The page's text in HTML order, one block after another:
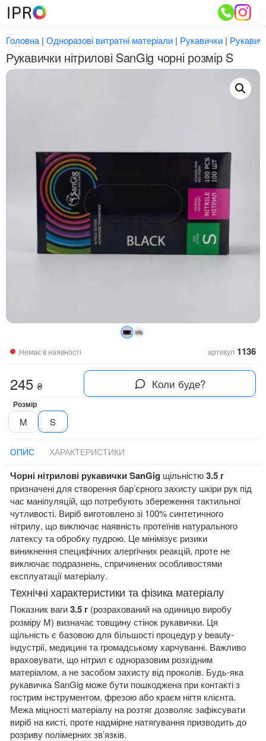
Перейти
до
Головна | Одноразові витратні матеріали | Рукавички |
Рукавички нітрилові SanGig чорні розмір S
Немає в наявності артикул 1136
245 ₴
Розмір
M S
Коли буде?
ОПИС ХАРАКТЕРИСТИКИ
Чорні нітрилові рукавички SanGig щільністю3.5 г
призначені для створення бар’єрного захисту шкіри рук під
час маніпуляцій, що потребують збереження тактильної
чутливості. Виріб виготовлено зі 100% синтетичного
нітрилу, що виключає наявність протеїнів натурального
латексу та обробку пудрою. Це мінімізує ризики
виникнення специфічних алергічних реакцій, проте не
виключає подразнень, спричинених особливостями
експлуатації матеріалу.
Технічні характеристики та фізика матеріалу
Показник ваги3.5 г (розрахований на одиницю виробу
розміру М) визначає товщину стінок рукавички. Ця
щільність є базовою для більшості процедур у beauty-
індустрії, медицині та громадському харчуванні. Важливо
враховувати, що нітрил є одноразовим розхідним
матеріалом, а не засобом захисту від проколів. Будь-яка
рукавичка SanGig може бути пошкоджена при контакті з
гострим інструментом, фрезою або краєм нігтя клієнта.
Межа міцності матеріалу на розтяг дозволяє зафіксувати
виріб на кисті, проте надмірне натягування призводить до
розриву полімерних зв’язків.